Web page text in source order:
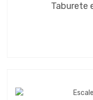
Taburete